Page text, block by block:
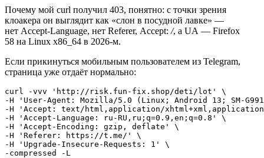
Почему мой curl получил 403, понятно: с точки зрения
клоакера он выглядит как «слон в посудной лавке» —
нет Accept‑Language, нет Referer, Accept: /, а UA — Firefox
58 на Linux x86_64 в 2026-м.
Если прикинуться мобильным пользователем из Telegram,
страница уже отдаёт нормально:
curl ‑vvv 'http://risk.fun‑fix.shop/deti/lot' \
‑H 'User‑Agent: Mozilla/5.0 (Linux; Android 13;
‑H 'Accept: text/html,application/
‑H 'Accept‑Language: ru‑RU,ru;q=0.9,en;q=0.8' \
‑H 'Accept‑Encoding: gzip, deflate' \
‑H 'Referer: https://t.me/' \
‑H 'Upgrade‑Insecure‑Requests: 1' \
‑compressed ‑L